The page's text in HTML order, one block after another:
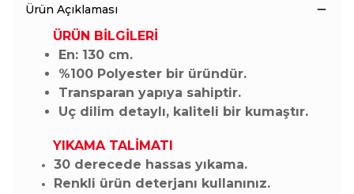
Ürün Açıklaması
ÜRÜN BİLGİLERİ
En: 130 cm.
%100 Polyester bir üründür.
Transparan yapıya sahiptir.
Uç dilim detaylı, kaliteli bir kumaştır.
YIKAMA TALİMATI
30 derecede hassas yıkama.
Renkli ürün deterjanı kullanınız.